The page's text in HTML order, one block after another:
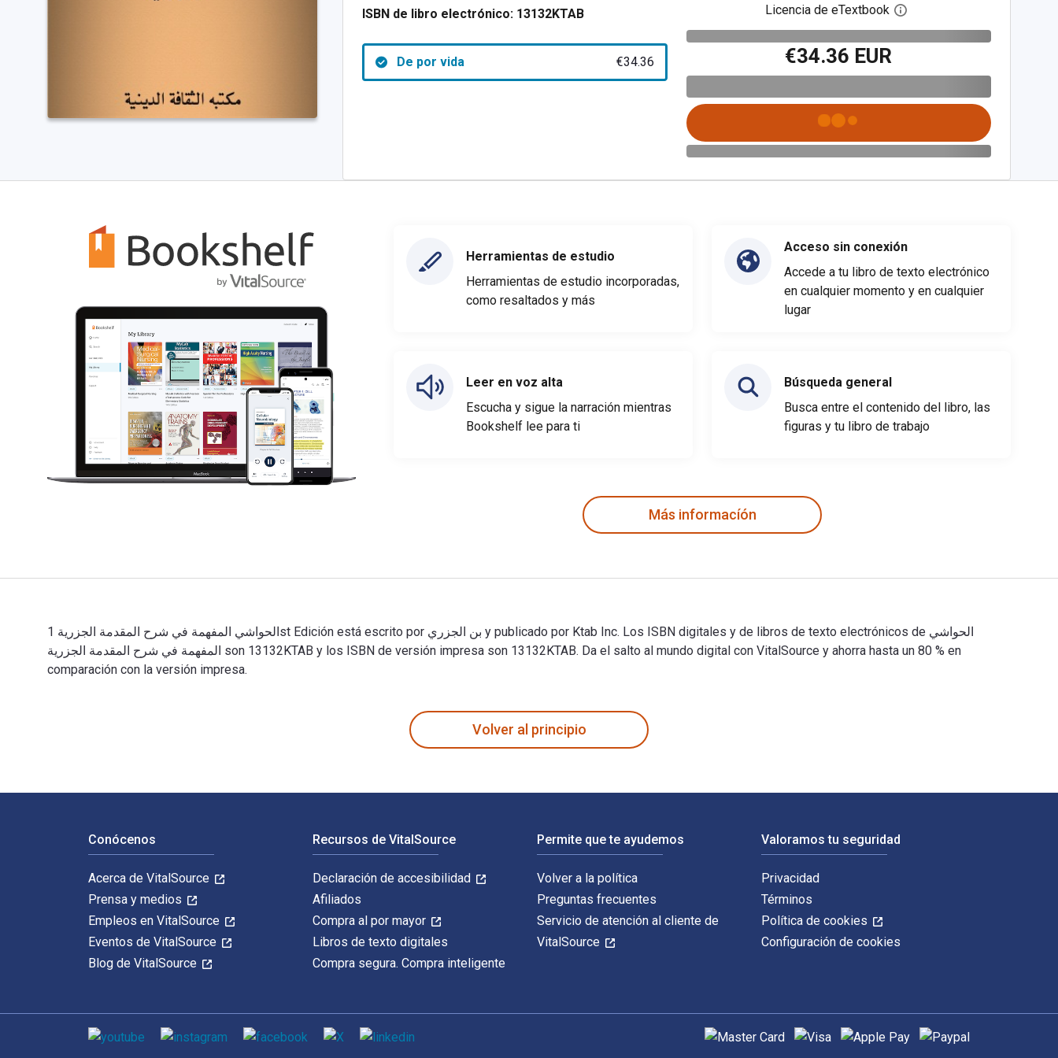
ISBN de libro electrónico: 13132KTAB
De por vida €34.36
Licencia de eTextbook Abre el cuadro de diálogo
€34.36 EUR
Herramientas de estudio
Herramientas de estudio incorporadas,
como resaltados y más
Leer en voz alta
Escucha y sigue la narración mientras
Bookshelf lee para ti
Acceso sin conexión
Accede a tu libro de texto electrónico
en cualquier momento y en cualquier
lugar
Búsqueda general
Busca entre el contenido del libro, las
figuras y tu libro de trabajo
Más informacíón
الحواشي المفهمة في شرح المقدمة الجزرية 1st Edición está escrito por بن الجزري y publicado por Ktab Inc. Los ISBN digitales y de libros de texto electrónicos de الحواشي
المفهمة في شرح المقدمة الجزرية son 13132KTAB y los ISBN de versión impresa son 13132KTAB. Da el salto al mundo digital con VitalSource y ahorra hasta un 80 % en
comparación con la versión impresa.
Volver al principio
Conócenos
Acerca de VitalSource
Prensa y medios
Empleos en VitalSource
Eventos de VitalSource
Blog de VitalSource
Recursos de VitalSource
Declaración de accesibilidad
Afiliados
Compra al por mayor
Libros de texto digitales
Compra segura. Compra inteligente
Permite que te ayudemos
Volver a la política
Preguntas frecuentes
Servicio de atención al cliente de
VitalSource
Valoramos tu seguridad
Privacidad
Términos
Política de cookies
Configuración de cookies
Medios de comunicación social Métodos de pago admitidos